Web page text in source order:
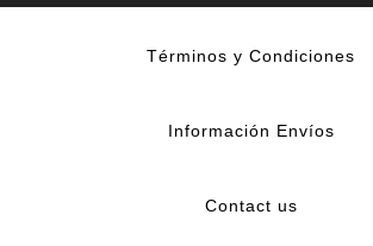
Términos y Condiciones
Información Envíos
Contact us